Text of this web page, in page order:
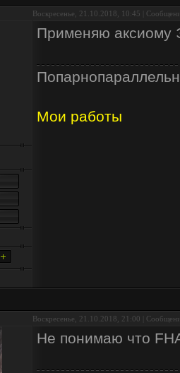
Воскресенье, 21.10.2018, 10:45 |
Применяю аксиому
Мои работы
Воскресенье, 21.10.2018, 21:00 |
Не понимаю что